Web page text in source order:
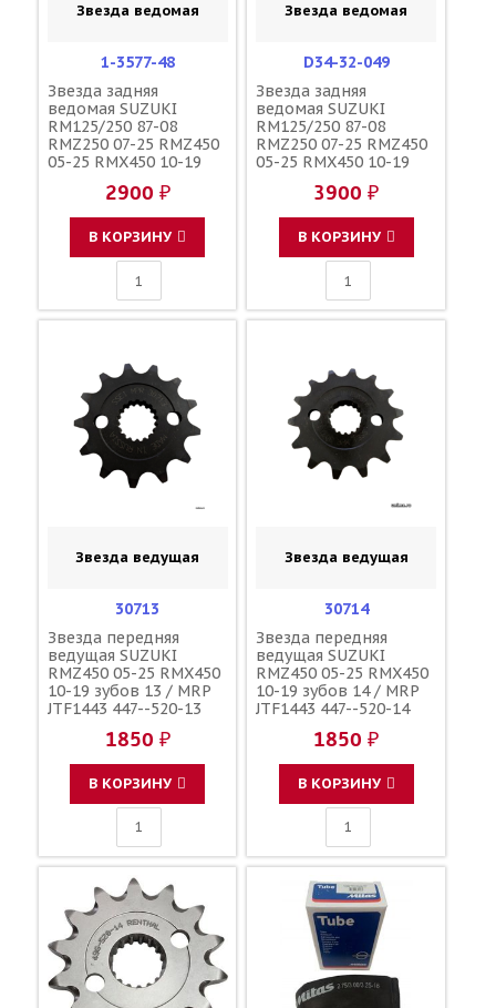
Звезда ведомая
1-3577-48
Звезда задняя
ведомая SUZUKI
RM125/250 87-08
RMZ250 07-25 RMZ450
05-25 RMX450 10-19
JTR808 123U-520-48
2900 ₽
В КОРЗИНУ
Звезда ведомая
D34-32-049
Звезда задняя
ведомая SUZUKI
RM125/250 87-08
RMZ250 07-25 RMZ450
05-25 RMX450 10-19
1-3577-493900 ₽
В КОРЗИНУ
Звезда ведущая
30713
Звезда передняя
ведущая SUZUKI
RMZ450 05-25 RMX450
10-19 зубов 13 / MRP
JTF1443 447--520-13
28H00 27511-28H20
1850 ₽
В КОРЗИНУ
Звезда ведущая
30714
Звезда передняя
ведущая SUZUKI
RMZ450 05-25 RMX450
10-19 зубов 14 / MRP
JTF1443 447--520-14
1850 ₽
В КОРЗИНУ